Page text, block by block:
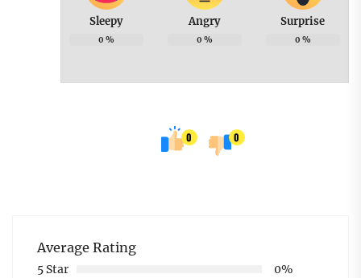
Sleepy
0 %
Angry
0 %
Surprise
0 %
0 0
Average Rating
5 Star
0%